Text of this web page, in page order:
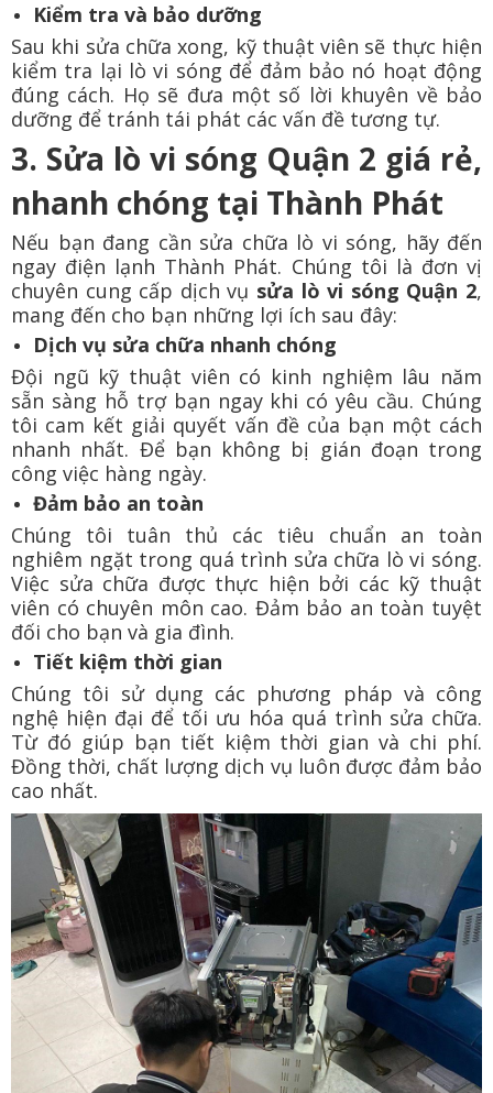
Kiểm tra và bảo dưỡng
Sau khi sửa chữa xong, kỹ thuật viên sẽ thực hiện
kiểm tra lại lò vi sóng để đảm bảo nó hoạt động
đúng cách. Họ sẽ đưa một số lời khuyên về bảo
dưỡng để tránh tái phát các vấn đề tương tự.
3. Sửa lò vi sóng Quận 2 giá rẻ,
nhanh chóng tại Thành Phát
Nếu bạn đang cần sửa chữa lò vi sóng, hãy đến
ngay điện lạnh Thành Phát. Chúng tôi là đơn vị
chuyên cung cấp dịch vụ sửa lò vi sóng Quận 2,
mang đến cho bạn những lợi ích sau đây:
Dịch vụ sửa chữa nhanh chóng
Đội ngũ kỹ thuật viên có kinh nghiệm lâu năm
sẵn sàng hỗ trợ bạn ngay khi có yêu cầu. Chúng
tôi cam kết giải quyết vấn đề của bạn một cách
nhanh nhất. Để bạn không bị gián đoạn trong
công việc hàng ngày.
Đảm bảo an toàn
Chúng tôi tuân thủ các tiêu chuẩn an toàn
nghiêm ngặt trong quá trình sửa chữa lò vi sóng.
Việc sửa chữa được thực hiện bởi các kỹ thuật
viên có chuyên môn cao. Đảm bảo an toàn tuyệt
đối cho bạn và gia đình.
Tiết kiệm thời gian
Chúng tôi sử dụng các phương pháp và công
nghệ hiện đại để tối ưu hóa quá trình sửa chữa.
Từ đó giúp bạn tiết kiệm thời gian và chi phí.
Đồng thời, chất lượng dịch vụ luôn được đảm bảo
cao nhất.